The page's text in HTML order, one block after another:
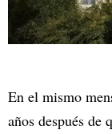
En el mismo
años después de